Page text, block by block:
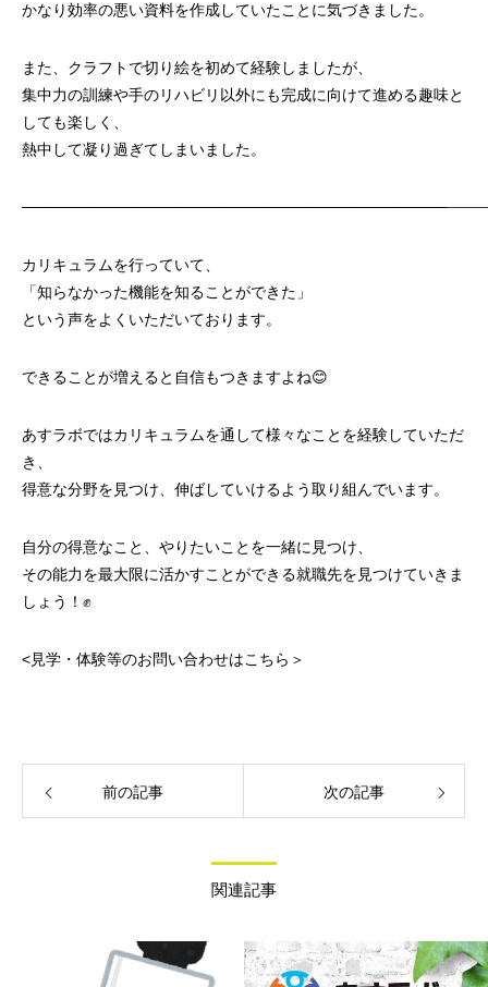
かなり効率の悪い資料を作成していたことに気づきました。
また、クラフトで切り絵を初めて経験しましたが、
集中力の訓練や手のリハビリ以外にも完成に向けて進める趣味と
しても楽しく、
熱中して凝り過ぎてしまいました。
───────────────────────────────────────
カリキュラムを行っていて、
「知らなかった機能を知ることができた」
という声をよくいただいております。
できることが増えると自信もつきますよね😊
あすラボではカリキュラムを通して様々なことを経験していただ
き、
得意な分野を見つけ、伸ばしていけるよう取り組んでいます。
自分の得意なこと、やりたいことを一緒に見つけ、
その能力を最大限に活かすことができる就職先を見つけていきま
しょう！✊
<見学・体験等のお問い合わせはこちら＞
前の記事 次の記事
関連記事